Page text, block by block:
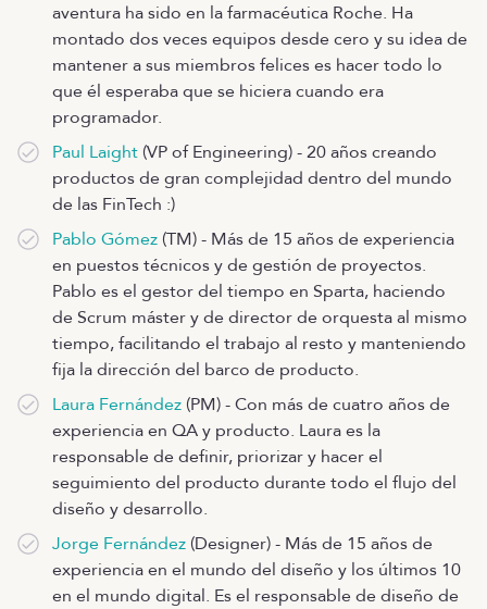
aventura ha sido en la farmacéutica Roche. Ha
montado dos veces equipos desde cero y su idea de
mantener a sus miembros felices es hacer todo lo
que él esperaba que se hiciera cuando era
programador.
Paul Laight (VP of Engineering) - 20 años creando
productos de gran complejidad dentro del mundo
de las FinTech :)
Pablo Gómez (TM) - Más de 15 años de experiencia
en puestos técnicos y de gestión de proyectos.
Pablo es el gestor del tiempo en Sparta, haciendo
de Scrum máster y de director de orquesta al mismo
tiempo, facilitando el trabajo al resto y manteniendo
fija la dirección del barco de producto.
Laura Fernández (PM) - Con más de cuatro años de
experiencia en QA y producto. Laura es la
responsable de definir, priorizar y hacer el
seguimiento del producto durante todo el flujo del
diseño y desarrollo.
Jorge Fernández (Designer) - Más de 15 años de
experiencia en el mundo del diseño y los últimos 10
en el mundo digital. Es el responsable de diseño de